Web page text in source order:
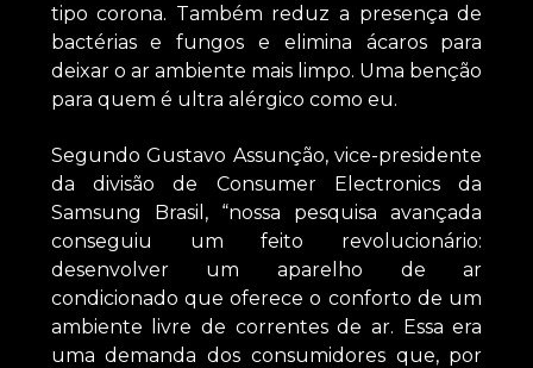
tipo corona. Também reduz a presença de
bactérias e fungos e elimina ácaros para
deixar o ar ambiente mais limpo. Uma benção
para quem é ultra alérgico como eu.
Segundo Gustavo Assunção, vice-presidente
da divisão de Consumer Electronics da
Samsung Brasil, “nossa pesquisa avançada
conseguiu um feito revolucionário:
desenvolver um aparelho de ar
condicionado que oferece o conforto de um
ambiente livre de correntes de ar. Essa era
uma demanda dos consumidores que, por